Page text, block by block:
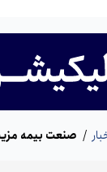
/ صنعت بيمه